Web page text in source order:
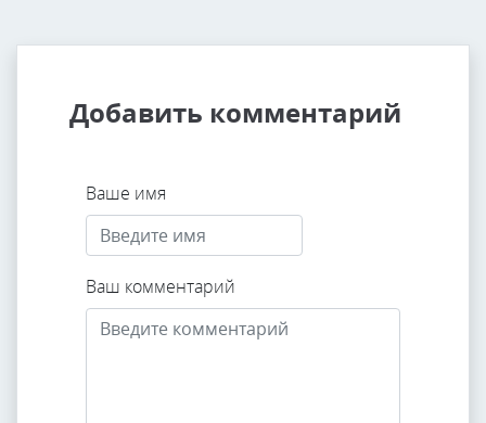
Добавить комментарий
Ваше имя
Ваш комментарий